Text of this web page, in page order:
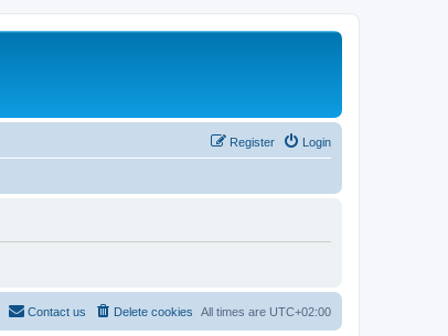
Login
Register
All times are UTC+02:00
Delete cookies
Contact us